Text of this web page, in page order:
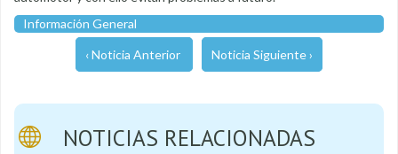
Información General
‹ Noticia Anterior Noticia Siguiente ›
NOTICIAS RELACIONADAS